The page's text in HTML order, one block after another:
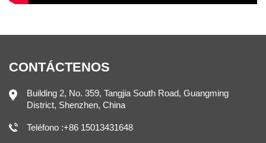
CONTÁCTENOS
Building 2, No. 359, Tangjia South Road, Guangming
District, Shenzhen, China
Teléfono :+86 15013431648